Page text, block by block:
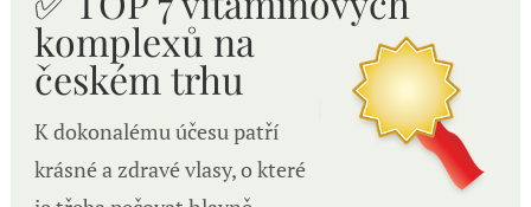
komplexů na
českém trhu
K dokonalému účesu patří
krásné a zdravé vlasy, o které